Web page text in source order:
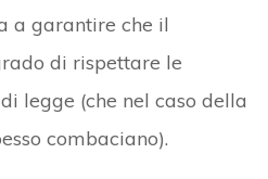
a garantire che il
di rispettare le
legge (che nel caso della
combaciano).